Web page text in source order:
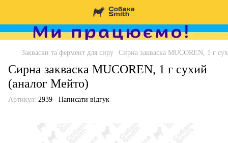
Закваски та фермент для сиру Сирна закваска MUCOREN, 1 г
Сирна закваска MUCOREN, 1 г сухий
(аналог Мейто)
Артикул: 2939 Написати відгук